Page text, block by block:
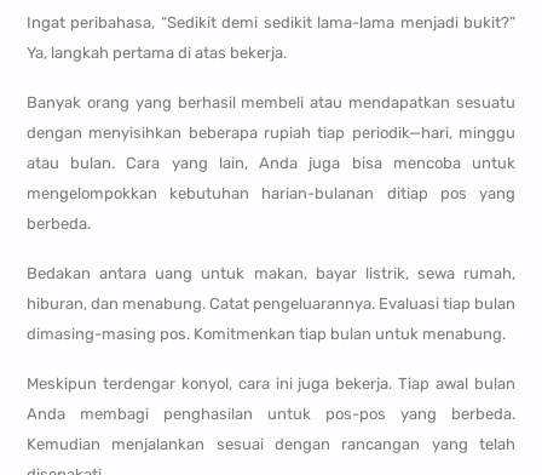
Ingat peribahasa, “Sedikit demi sedikit lama-lama menjadi bukit?”
Ya, langkah pertama di atas bekerja.
Banyak orang yang berhasil membeli atau mendapatkan sesuatu
dengan menyisihkan beberapa rupiah tiap periodik—hari, minggu
atau bulan. Cara yang lain, Anda juga bisa mencoba untuk
mengelompokkan kebutuhan harian-bulanan ditiap pos yang
berbeda.
Bedakan antara uang untuk makan, bayar listrik, sewa rumah,
hiburan, dan menabung. Catat pengeluarannya. Evaluasi tiap bulan
dimasing-masing pos. Komitmenkan tiap bulan untuk menabung.
Meskipun terdengar konyol, cara ini juga bekerja. Tiap awal bulan
Anda membagi penghasilan untuk pos-pos yang berbeda.
Kemudian menjalankan sesuai dengan rancangan yang telah